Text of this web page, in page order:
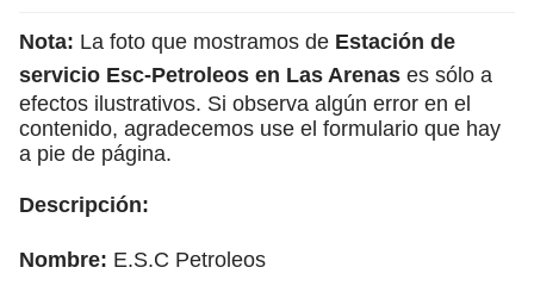
Nota: La foto que mostramos de Estación de
servicio Esc-Petroleos en Las Arenas es sólo a
efectos ilustrativos. Si observa algún error en el
contenido, agradecemos use el formulario que hay
a pie de página.
Descripción:
Nombre: E.S.C Petroleos